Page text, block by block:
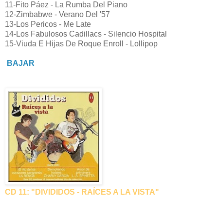
11-Fito Páez - La Rumba Del Piano
12-Zimbabwe - Verano Del '57
13-Los Pericos - Me Late
14-Los Fabulosos Cadillacs - Silencio Hospital
15-Viuda E Hijas De Roque Enroll - Lollipop
BAJAR
CD 11: "DIVIDIDOS - RAÍCES A LA VISTA"